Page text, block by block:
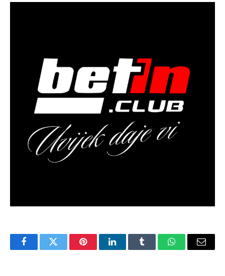
FacebookTwitter PinterestLinkedInTumblr WhatsAppEmail